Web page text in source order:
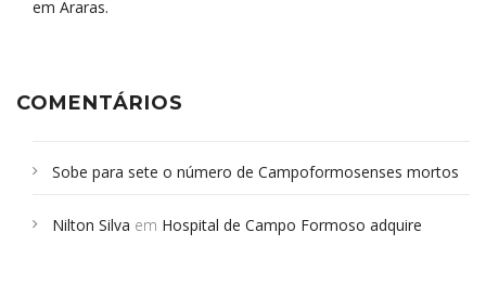
em Araras.
COMENTÁRIOS
Sobe para sete o número de Campoformosenses mortos
Campoformosenses que morreram em desabamentos são
Nilton Silva em Hospital de Campo Formoso adquire